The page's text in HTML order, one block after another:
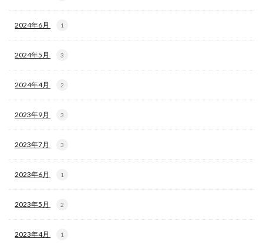
2024年6月 1
2024年5月 3
2024年4月 2
2023年9月 3
2023年7月 3
2023年6月 1
2023年5月 2
2023年4月 1